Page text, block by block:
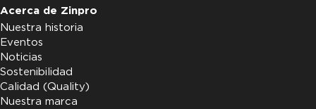
Acerca de Zinpro
Nuestra historia
Eventos
Noticias
Sostenibilidad
Calidad (Quality)
Nuestra marca